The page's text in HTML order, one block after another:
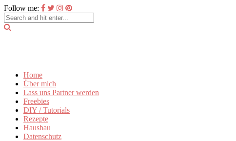
Follow me:
Home
Über mich
Lass uns Partner werden
Freebies
DIY / Tutorials
Rezepte
Hausbau
Datenschutz